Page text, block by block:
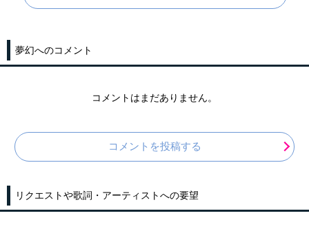
夢幻へのコメント
コメントはまだありません。
コメントを投稿する
リクエストや歌詞・アーティストへの要望